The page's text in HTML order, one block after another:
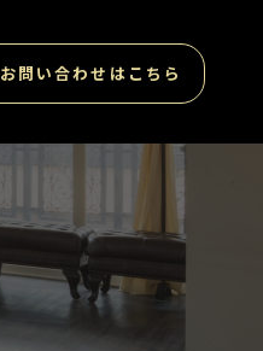
お問い合わせはこちら